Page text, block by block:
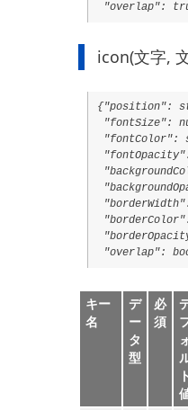
"overlap":
icon(文字,
{"position":
"fontSize":
"fontColor":
"overlap":
キー
名
デ
ー
タ
型
必
須
ト